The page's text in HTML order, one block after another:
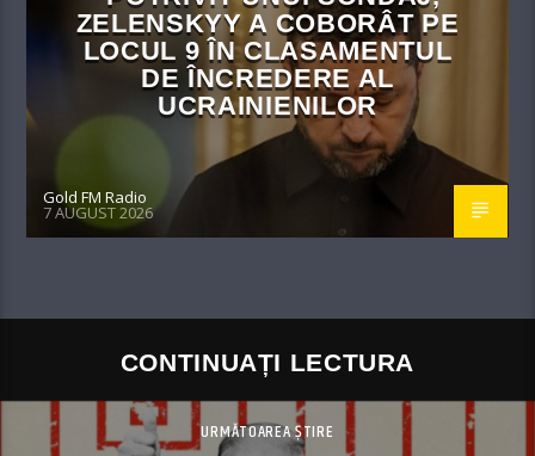
ZELENSKYY A COBORÂT PE
LOCUL 9 ÎN CLASAMENTUL
DE ÎNCREDERE AL
UCRAINIENILOR
Gold FM Radio
7 AUGUST 2026
CONTINUAȚI LECTURA
URMĂTOAREA ȘTIRE